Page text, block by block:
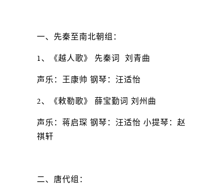
一、先秦至南北朝组：
1、《越人歌》 先秦词 刘青曲
声乐：王康帅 钢琴：汪适怡
2、《敕勒歌》 薛宝勤词 刘州曲
声乐：蒋启琛 钢琴：汪适怡 小提琴：赵
祺轩
二、唐代组：